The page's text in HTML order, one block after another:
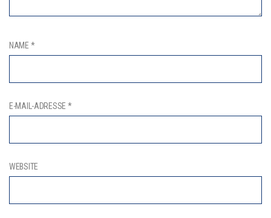
NAME *
E-MAIL-ADRESSE *
WEBSITE